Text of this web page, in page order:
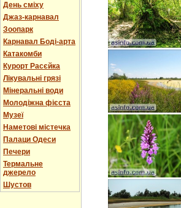
День сміху
Джаз-карнавал
Зоопарк
Карнавал Боді-арта
Катакомби
Курорт Расєйка
Лікувальні грязі
Мінеральні води
Молодіжна фієста
Музеї
Наметові містечка
Палаци Одеси
Печери
Термальне
джерело
Шустов